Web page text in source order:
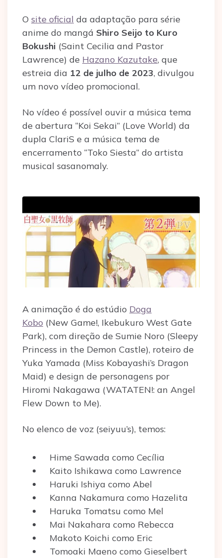
O site oficial da adaptação para série
anime do mangá Shiro Seijo to Kuro
Bokushi (Saint Cecilia and Pastor
Lawrence) de Hazano Kazutake, que
estreia dia 12 de julho de 2023, divulgou
um novo vídeo promocional.
No vídeo é possível ouvir a música tema
de abertura “Koi Sekai” (Love World) da
dupla ClariS e a música tema de
encerramento “Toko Siesta” do artista
musical sasanomaly.
A animação é do estúdio Doga
Kobo (New Game!, Ikebukuro West Gate
Park), com direção de Sumie Noro (Sleepy
Princess in the Demon Castle), roteiro de
Yuka Yamada (Miss Kobayashi’s Dragon
Maid) e design de personagens por
Hiromi Nakagawa (WATATEN!: an Angel
Flew Down to Me).
No elenco de voz (seiyuu’s), temos:
Hime Sawada como Cecília
Kaito Ishikawa como Lawrence
Haruki Ishiya como Abel
Kanna Nakamura como Hazelita
Haruka Tomatsu como Mel
Mai Nakahara como Rebecca
Makoto Koichi como Eric
Tomoaki Maeno como Gieselbert